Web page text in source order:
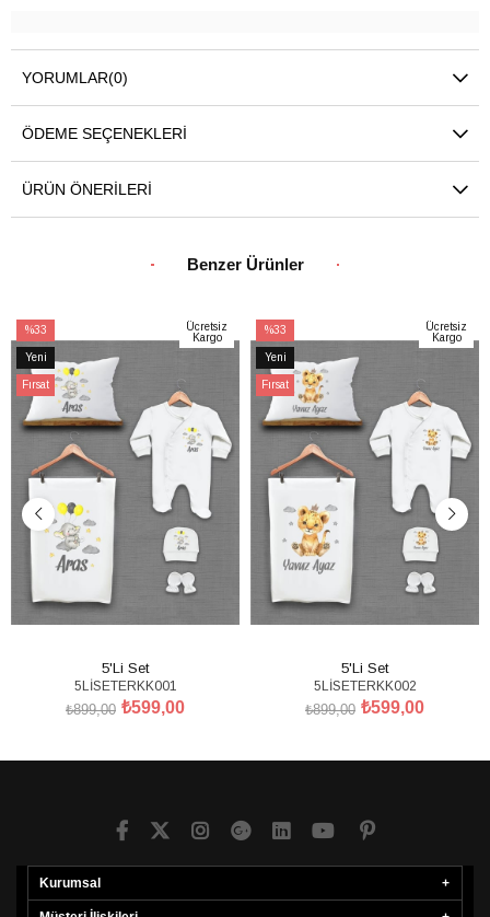
YORUMLAR(0)
ÖDEME SEÇENEKLERI
ÜRÜN ÖNERILERI
Benzer Ürünler
%33
İndirim
%33İndirim
Yeni
Ürün
Fırsat
Ürünü
Ücretsiz
Kargo
5'Li Set
5LİSETERKK001
₺599,00
₺899,00
%33
İndirim
%33İndirim
Yeni
Ürün
Fırsat
Ürünü
Ücretsiz
Kargo
5'Li Set
5LİSETERKK002
₺599,00
₺899,00
Kurumsal